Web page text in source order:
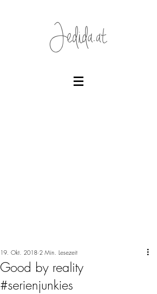
Jedida.at
Good by reality
#serienjunkies
19. Okt. 2018 2 Min. Lesezeit